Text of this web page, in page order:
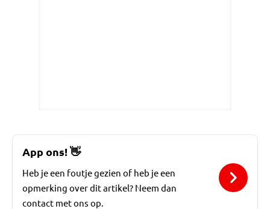
App ons!👋
Heb je een foutje gezien of heb je een
opmerking over dit artikel? Neem dan
contact met ons op.